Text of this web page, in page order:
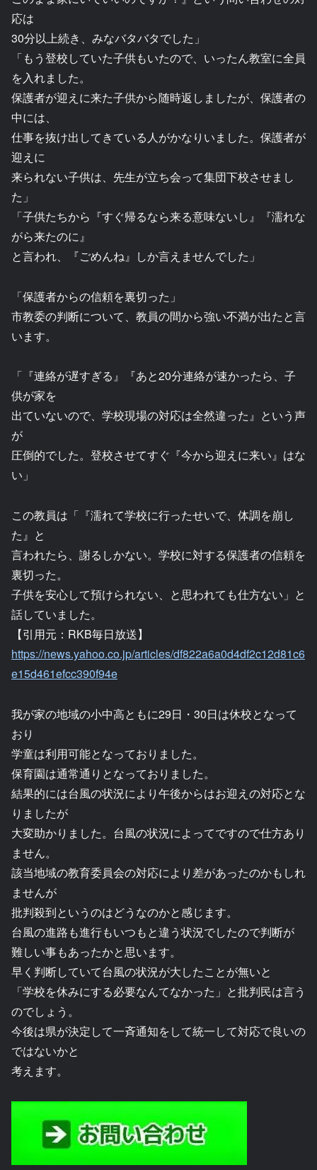
応は
30分以上続き、みなバタバタでした」
「もう登校していた子供もいたので、いったん教室に全員
を入れました。
保護者が迎えに来た子供から随時返しましたが、保護者の
中には、
仕事を抜け出してきている人がかなりいました。保護者が
迎えに
来られない子供は、先生が立ち会って集団下校させまし
た」
「子供たちから『すぐ帰るなら来る意味ないし』『濡れな
がら来たのに』
と言われ、『ごめんね』しか言えませんでした」
「保護者からの信頼を裏切った」
市教委の判断について、教員の間から強い不満が出たと言
います。
「『連絡が遅すぎる』『あと20分連絡が速かったら、子
供が家を
出ていないので、学校現場の対応は全然違った』という声
が
圧倒的でした。登校させてすぐ『今から迎えに来い』はな
い」
この教員は「『濡れて学校に行ったせいで、体調を崩し
た』と
言われたら、謝るしかない。学校に対する保護者の信頼を
裏切った。
子供を安心して預けられない、と思われても仕方ない」と
話していました。
【引用元：RKB毎日放送】
https://news.yahoo.co.jp/articles/df822a6a0d4df2c12d81c6
e15d461efcc390f94e
我が家の地域の小中高ともに29日・30日は休校となって
おり
学童は利用可能となっておりました。
保育園は通常通りとなっておりました。
結果的には台風の状況により午後からはお迎えの対応とな
りましたが
大変助かりました。台風の状況によってですので仕方あり
ません。
該当地域の教育委員会の対応により差があったのかもしれ
ませんが
批判殺到というのはどうなのかと感じます。
台風の進路も進行もいつもと違う状況でしたので判断が
難しい事もあったかと思います。
早く判断していて台風の状況が大したことが無いと
「学校を休みにする必要なんてなかった」と批判民は言う
のでしょう。
今後は県が決定して一斉通知をして統一して対応で良いの
ではないかと
考えます。